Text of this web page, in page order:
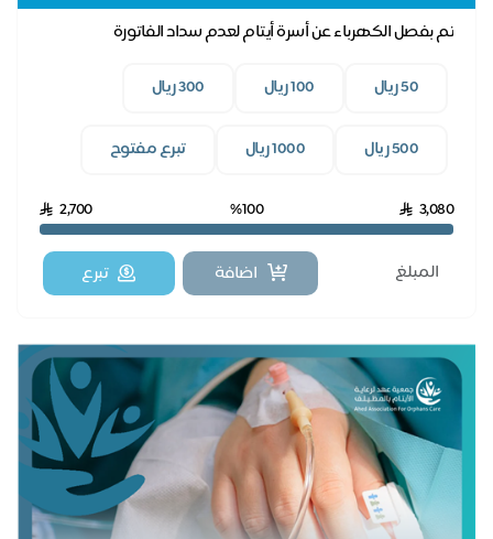
تم بفصل الكهرباء عن أسرة أيتام لعدم سداد الفاتورة
1000 ريال تبرع مفتوح
3,080
%100
2,700
اضافة تبرع